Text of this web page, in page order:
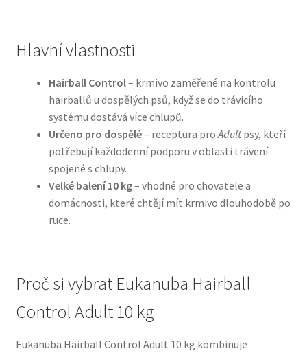
přírodními složkami
Happy Dog — Německá kvalita a přirozené složení
Hill’s pro psy
Hračky pro psy
Konzervy a kapsičky pro psy
N&D Farmina pro psy — Italské holistic krmivo
Hlavní vlastnosti
Hairball Control– krmivo zaměřené na kontrolu
hairballů u dospělých psů, když se do trávicího
systému dostává více chlupů.
Určeno pro dospělé– receptura proAdultpsy, kteří
potřebují každodenní podporu v oblasti trávení
spojené s chlupy.
Velké balení 10 kg– vhodné pro chovatele a
domácnosti, které chtějí mít krmivo dlouhodobě po
ruce.
Proč si vybrat Eukanuba Hairball
Control Adult 10 kg
Eukanuba Hairball Control Adult 10 kg kombinuje